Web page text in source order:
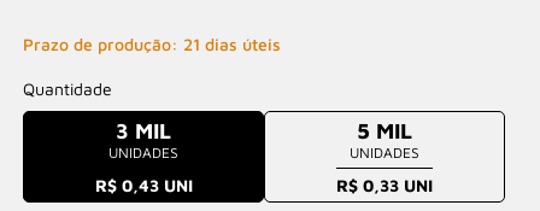
Prazo de produção: 21 dias úteis
Quantidade
3 MIL
UNIDADES
R$ 0,43 UNI
5 MIL
UNIDADES
R$ 0,33 UNI